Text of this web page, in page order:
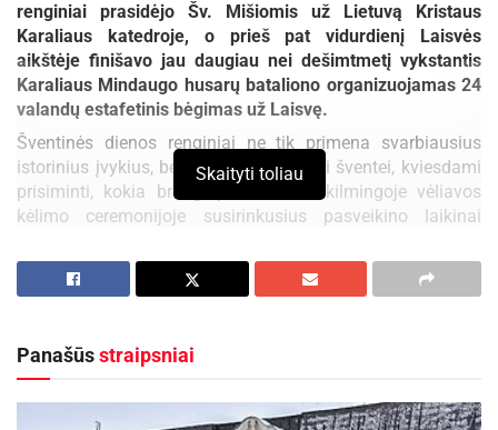
renginiai prasidėjo Šv. Mišiomis už Lietuvą Kristaus
Karaliaus katedroje, o prieš pat vidurdienį Laisvės
aikštėje finišavo jau daugiau nei dešimtmetį vykstantis
Karaliaus Mindaugo husarų bataliono organizuojamas 24
valandų estafetinis bėgimas už Laisvę.
Šventinės dienos renginiai ne tik primena svarbiausius
istorinius įvykius, bet ir suburia bendrai šventei, kviesdami
prisiminti, kokia brangi yra laisvė. Iškilmingoje vėliavos
kėlimo ceremonijoje susirinkusius pasveikino laikinai
Petras Luomanas.
Rugsėjo 11–13 dienomis Panevėžys švęs 523-
Skaityti toliau
Panašūsstraipsniai